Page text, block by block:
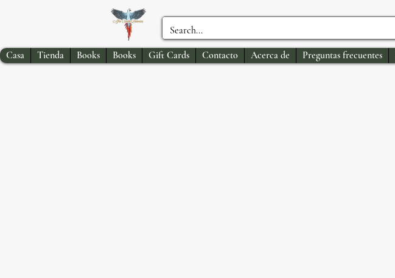
Casa Tienda Books Books Gift Cards Contacto Acerca de Preguntas frecuentes